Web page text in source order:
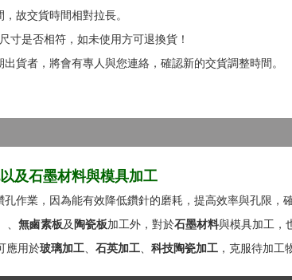
故交貨時間相對拉長。
寸是否相符，如未使用方可退換貨！
貨者，將會有專人與您連絡，確認新的交貨調整時間。
及石墨材料與模具加工
孔作業，因為能有效降低鑽針的磨耗，提高效率與孔限，
無鹵素板及陶瓷板加工外，對於石墨材料與模具加工，
應用於玻璃加工、 石英加工、 科技陶瓷加工 ，克服待加工